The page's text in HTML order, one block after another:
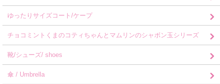
ゆったりサイズコート/ケープ
チョコミントくまのコティちゃんとマムリンのシャボン玉シリーズ
靴/シューズ/ shoes
傘 / Umbrella